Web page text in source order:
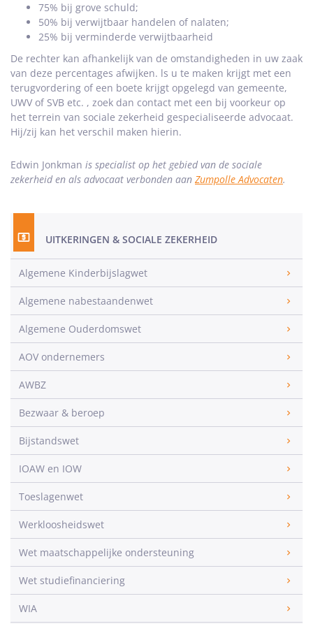
75% bij grove schuld;
50% bij verwijtbaar handelen of nalaten;
25% bij verminderde verwijtbaarheid
De rechter kan afhankelijk van de omstandigheden in uw zaak
van deze percentages afwijken. ls u te maken krijgt met een
terugvordering of een boete krijgt opgelegd van gemeente,
UWV of SVB etc. , zoek dan contact met een bij voorkeur op
het terrein van sociale zekerheid gespecialiseerde advocaat.
Hij/zij kan het verschil maken hierin.
Edwin Jonkman is specialist op het gebied van de sociale
zekerheid en als advocaat verbonden aan Zumpolle Advocaten.
UITKERINGEN & SOCIALE ZEKERHEID
Algemene Kinderbijslagwet
Algemene nabestaandenwet
Algemene Ouderdomswet
AOV ondernemers
AWBZ
Bezwaar & beroep
Bijstandswet
IOAW en IOW
Toeslagenwet
Werkloosheidswet
Wet maatschappelijke ondersteuning
Wet studiefinanciering
WIA